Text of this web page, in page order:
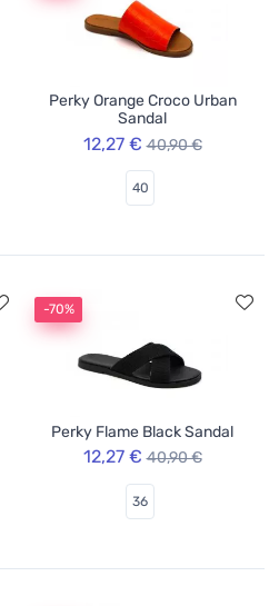
Perky Orange Croco Urban
Sandal
12,27 € 40,90 €
40
-70%
Perky Flame Black Sandal
12,27 € 40,90 €
36